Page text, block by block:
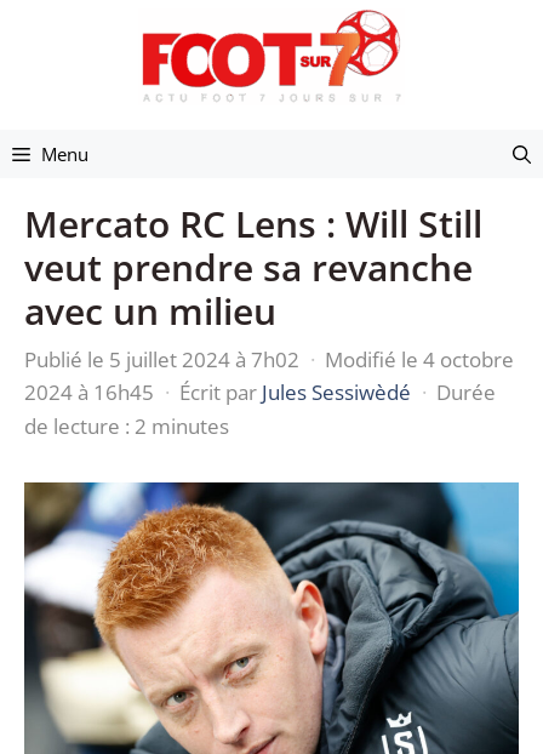
Menu
Mercato RC Lens : Will Still
veut prendre sa revanche
avec un milieu
Publié le 5 juillet 2024 à 7h02 · Modifié le 4 octobre
2024 à 16h45 · Écrit par Jules Sessiwèdé · Durée
de lecture : 2 minutes